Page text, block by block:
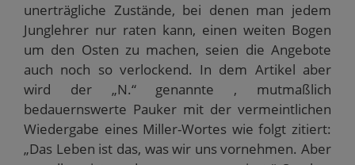
unerträgliche Zustände, bei denen man jedem
Junglehrer nur raten kann, einen weiten Bogen
um den Osten zu machen, seien die Angebote
auch noch so verlockend. In dem Artikel aber
wird der „N.“ genannte , mutmaßlich
bedauernswerte Pauker mit der vermeintlichen
Wiedergabe eines Miller-Wortes wie folgt zitiert:
„Das Leben ist das, was wir uns vornehmen. Aber